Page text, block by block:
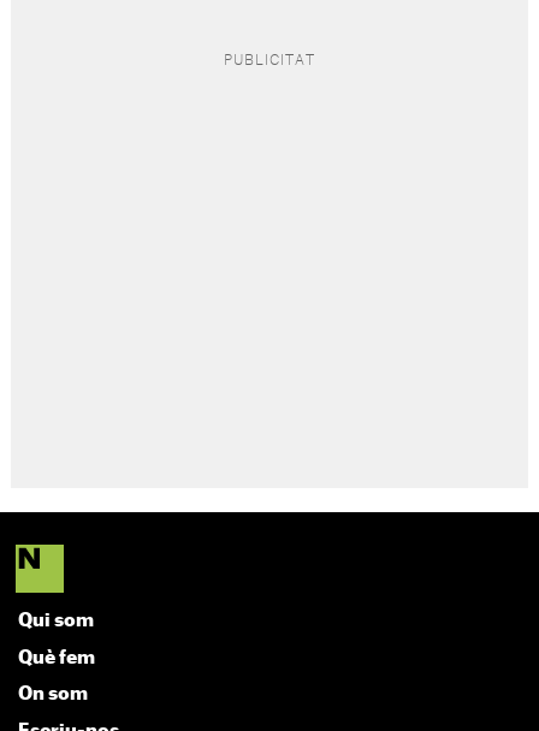
Qui som
Què fem
On som